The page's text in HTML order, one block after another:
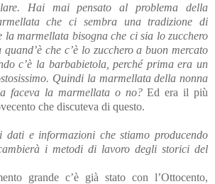
Hai mai pensato al problema della
che ci sembra una tradizione di
la marmellata bisogna che ci sia lo zucchero
che c’è lo zucchero a buon mercato
c’è la barbabietola, perché prima era un
Quindi la marmellata della nonna
faceva la marmellata o no?Ed era il più
che discuteva di questo.
dati e informazioni che stiamo producendo
i metodi di lavoro degli storici del
grande c’è già stato con l’Ottocento,